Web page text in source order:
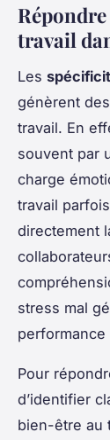
travail
Les
génèrent
travail. En
souvent par
charge
travail
directement
stress mal
performance
Pour
d’identifier
bien-être au